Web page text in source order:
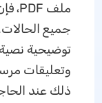
جميع
توضيحية
وتعليقات
ذلك عند